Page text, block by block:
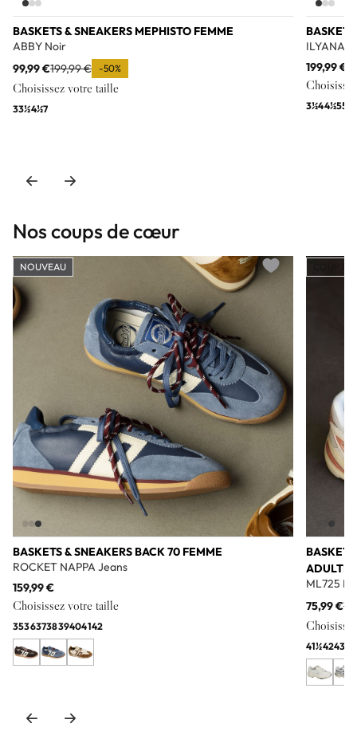
BASKETS & SNEAKERS MEPHISTO FEMME
ABBY Noir
99,99 €199,99 € -50%
Choisissez votre taille
33½4½7
ILYANA
199,99 €
3½44½55½
Nos coups de cœur
BASKETS & SNEAKERS BACK 70 FEMME
ROCKET NAPPA Jeans
159,99 €
Choisissez votre taille
3536373839404142
NOUVEAU
Add to wishlist
ADULTE
ML725
75,99 €
41½4243